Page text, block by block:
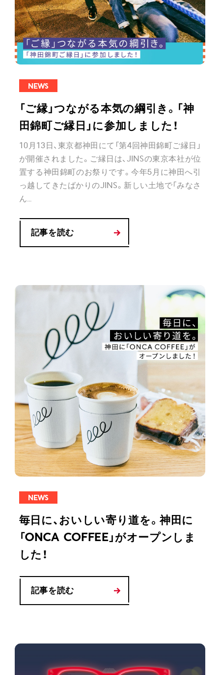
NEWS
「ご縁」つながる本気の綱引き。「神
田錦町ご縁日」に参加しました！
10月13日、東京都神田にて「第4回神田錦町ご縁日」
が開催されました。ご縁日は、JINSの東京本社が位
置する神田錦町のお祭りです。今年5月に神田へ引
っ越してきたばかりのJINS。新しい土地で「みなさ
ん...
記事を読む
NEWS
毎日に、おいしい寄り道を。神田に
「ONCA COFFEE」がオープンしま
した！
記事を読む